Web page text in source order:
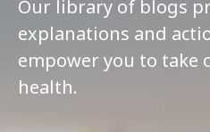
Our library of blogs
explanations and
empower you to take
health.